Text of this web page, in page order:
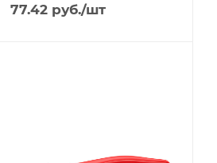
77.42 руб./шт